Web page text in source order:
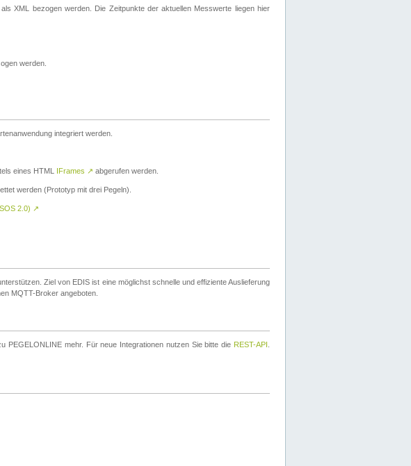
als XML bezogen werden. Die Zeitpunkte der aktuellen Messwerte liegen hier
werden.
integriert werden.
eines HTML IFrames ↗ abgerufen werden.
werden (Prototyp mit drei Pegeln).
2.0) ↗
Ziel von EDIS ist eine möglichst schnelle und effiziente Auslieferung
MQTT-Broker angeboten.
PEGELONLINE mehr. Für neue Integrationen nutzen Sie bitte die REST-API